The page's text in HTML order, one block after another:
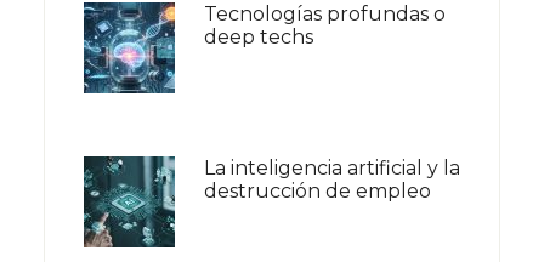
Tecnologías profundas o
deep techs
La inteligencia artificial y la
destrucción de empleo